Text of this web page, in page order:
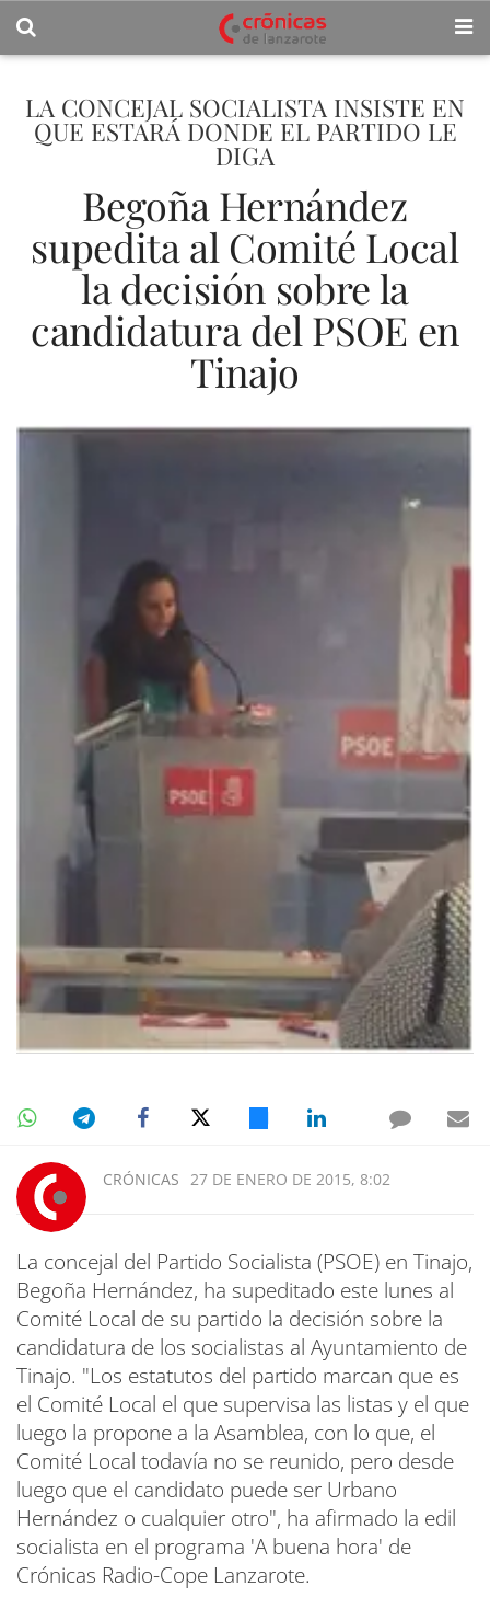
LA CONCEJAL SOCIALISTA INSISTE EN
QUE ESTARÁ DONDE EL PARTIDO LE
DIGA
Begoña Hernández
supedita al Comité Local
la decisión sobre la
candidatura del PSOE en
Tinajo
CRÓNICAS 27 DE ENERO DE 2015, 8:02
La concejal del Partido Socialista (PSOE) en Tinajo,
Begoña Hernández, ha supeditado este lunes al
Comité Local de su partido la decisión sobre la
candidatura de los socialistas al Ayuntamiento de
Tinajo. "Los estatutos del partido marcan que es
el Comité Local el que supervisa las listas y el que
luego la propone a la Asamblea, con lo que, el
Comité Local todavía no se reunido, pero desde
luego que el candidato puede ser Urbano
Hernández o cualquier otro", ha afirmado la edil
socialista en el programa 'A buena hora' de
Crónicas Radio-Cope Lanzarote.